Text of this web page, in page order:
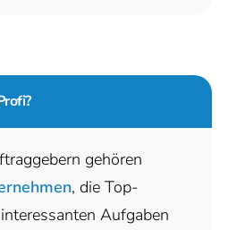
gehören
, die Top-
Aufgaben